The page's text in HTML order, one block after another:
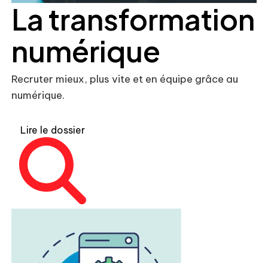
La transformation
numérique
Recruter mieux, plus vite et en équipe grâce au
numérique.
Lire le dossier